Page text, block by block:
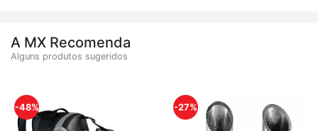
A MX Recomenda
Alguns produtos sugeridos
-48% -27%